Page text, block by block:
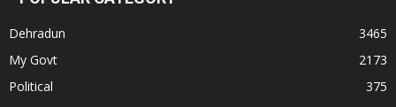
Dehradun
3465
My Govt
2173
Political
375